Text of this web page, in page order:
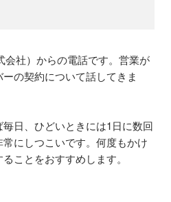
会社）からの電話です。営業が
の契約について話してきま
日、ひどいときには1日に数回
にしつこいです。何度もかけ
ことをおすすめします。